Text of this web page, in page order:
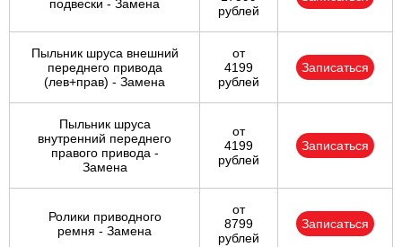
подвески - Замена
рублей
Пыльник шруса внешний
переднего привода
(лев+прав) - Замена
от
4199
рублей
Записаться
Пыльник шруса
внутренний переднего
правого привода -
Замена
от
4199
рублей
Записаться
Ролики приводного
ремня - Замена
от
8799
рублей
Записаться